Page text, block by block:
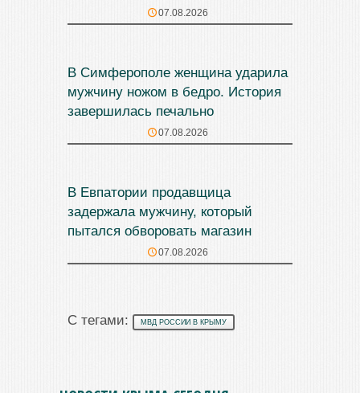
07.08.2026
В Симферополе женщина ударила
мужчину ножом в бедро. История
завершилась печально
07.08.2026
В Евпатории продавщица
задержала мужчину, который
пытался обворовать магазин
07.08.2026
С тегами: МВД РОССИИ В КРЫМУ